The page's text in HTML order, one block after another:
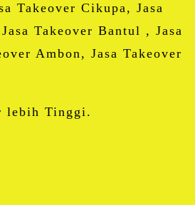
Takeover Cikupa, Jasa
Takeover Bantul , Jasa
Ambon, Jasa Takeover
lebih Tinggi.